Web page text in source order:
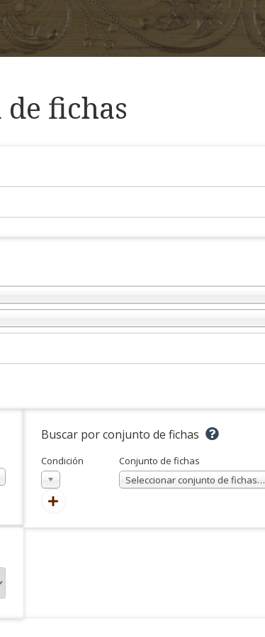
fichas
Buscar por conjunto de fichas
Condición
En
Conjunto de fichas
Seleccionar conjunto de fichas…